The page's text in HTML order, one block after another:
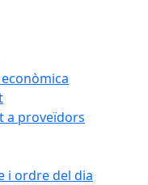
a proveïdors
i ordre del dia